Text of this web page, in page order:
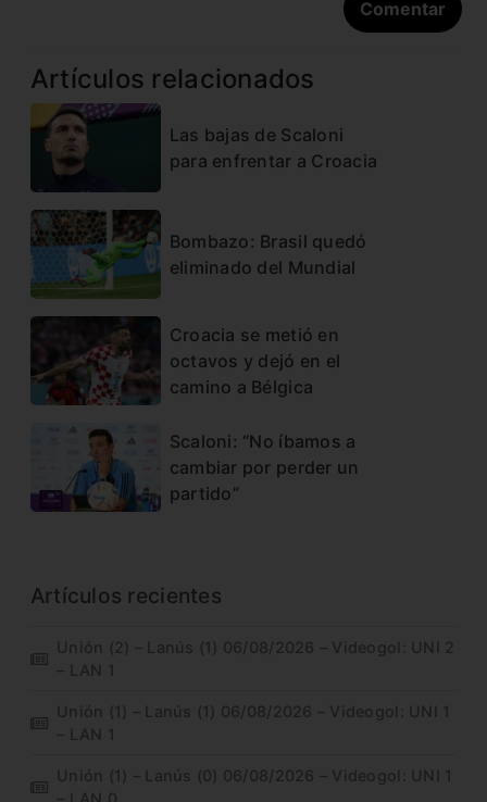
Artículos relacionados
Las bajas de Scaloni
para enfrentar a Croacia
Bombazo: Brasil quedó
eliminado del Mundial
Croacia se metió en
octavos y dejó en el
camino a Bélgica
Scaloni: “No íbamos a
cambiar por perder un
partido”
Artículos recientes
Unión (2) – Lanús (1) 06/08/2026 – Videogol: UNI 2
– LAN 1
Unión (1) – Lanús (1) 06/08/2026 – Videogol: UNI 1
– LAN 1
Unión (1) – Lanús (0) 06/08/2026 – Videogol: UNI 1
– LAN 0